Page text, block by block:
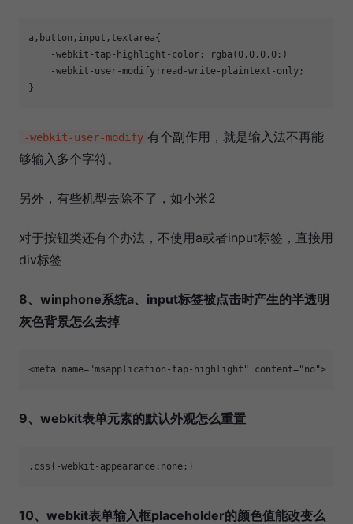
a,button,input,textarea{
    -webkit-tap-highlight-color: rgba(0,0,0,0;)
    -webkit-user-modify:read-write-plaintext-only;
}
-webkit-user-modify 有个副作用，就是输入法不再能
够输入多个字符。
另外，有些机型去除不了，如小米2
对于按钮类还有个办法，不使用a或者input标签，直接用
div标签
8、winphone系统a、input标签被点击时产生的半透明
灰色背景怎么去掉
<meta name="msapplication-tap-highlight" content="no">
9、webkit表单元素的默认外观怎么重置
.css{-webkit-appearance:none;}
10、webkit表单输入框placeholder的颜色值能改变么